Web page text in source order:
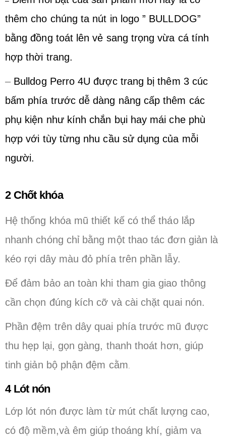
thêm cho chúng ta nút in logo ” BULLDOG”
bằng đồng toát lên vẻ sang trọng vừa cá tính
hợp thời trang.
– Bulldog Perro 4U được trang bị thêm 3 cúc
bấm phía trước dễ dàng nâng cấp thêm các
phụ kiện như kính chắn bụi hay mái che phù
hợp với tùy từng nhu cầu sử dụng của mỗi
người.
2 Chốt khóa
Hệ thống khóa mũ thiết kế có thể tháo lắp
nhanh chóng chỉ bằng một thao tác đơn giản là
kéo rợi dây màu đỏ phía trên phần lẫy.
Để đảm bảo an toàn khi tham gia giao thông
cần chọn đúng kích cỡ và cài chặt quai nón.
Phần đệm trên dây quai phía trước mũ được
thu hẹp lại, gọn gàng, thanh thoát hơn, giúp
tinh giản bộ phận đệm cằm.
4 Lót nón
Lớp lót nón được làm từ mút chất lượng cao,
có độ mềm,và êm giúp thoáng khí, giảm va